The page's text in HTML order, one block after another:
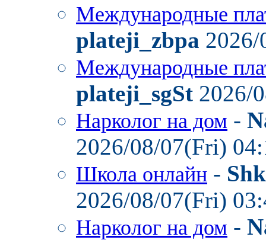
Международные
plateji_zbpa
Международные
plateji_sgSt 2026/
Нарколог на дом -
2026/08/07(Fri)
Школа онлайн -
2026/08/07(Fri)
Нарколог на дом -